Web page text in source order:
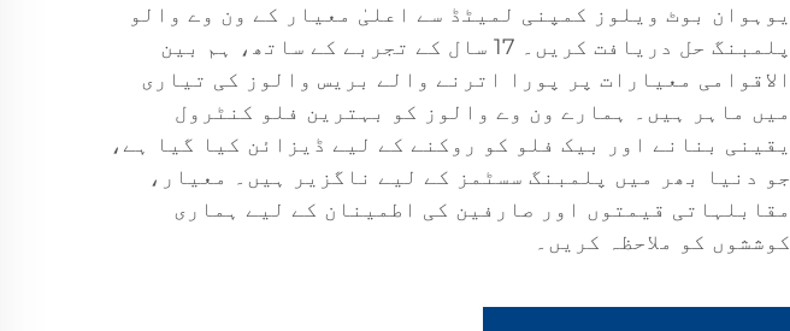
یوہوان بوٹ ویلوز کمپنی لمیٹڈ سے اعلیٰ معیار کے ون وے والو
پلمبنگ حل دریافت کریں۔ 17 سال کے تجربے کے ساتھ، ہم بین
الاقوامی معیارات پر پورا اترنے والے بریس والوز کی تیاری
میں ماہر ہیں۔ ہمارے ون وے والوز کو بہترین فلو کنٹرول
یقینی بنانے اور بیک فلو کو روکنے کے لیے ڈیزائن کیا گیا ہے،
جو دنیا بھر میں پلمبنگ سسٹمز کے لیے ناگزیر ہیں۔ معیار،
مقابلہاتی قیمتوں اور صارفین کی اطمینان کے لیے ہماری
کوششوں کو ملاحظہ کریں۔